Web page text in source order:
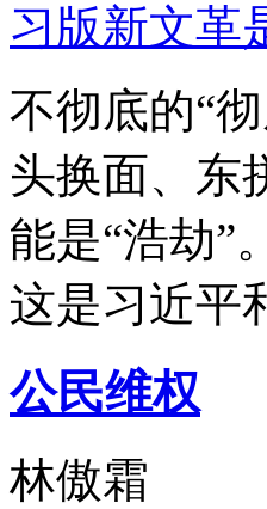
习版新文革
不彻底的“
头换面、东
能是“浩劫”
这是习近平
公民维权
林傲霜